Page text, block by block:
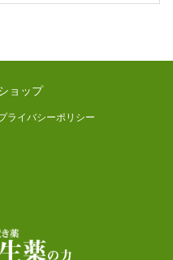
ョップ
ライバシーポリシー